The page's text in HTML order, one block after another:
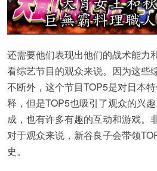
还需要他们表现出他们的战术能力
看综艺节目的观众来说。因为这些
不断外，这个节目TOP5是对日本
释，但是TOP5也吸引了观众的兴
成，也有许多有趣的互动和游戏。
对于观众来说，新谷良子会带领
史。